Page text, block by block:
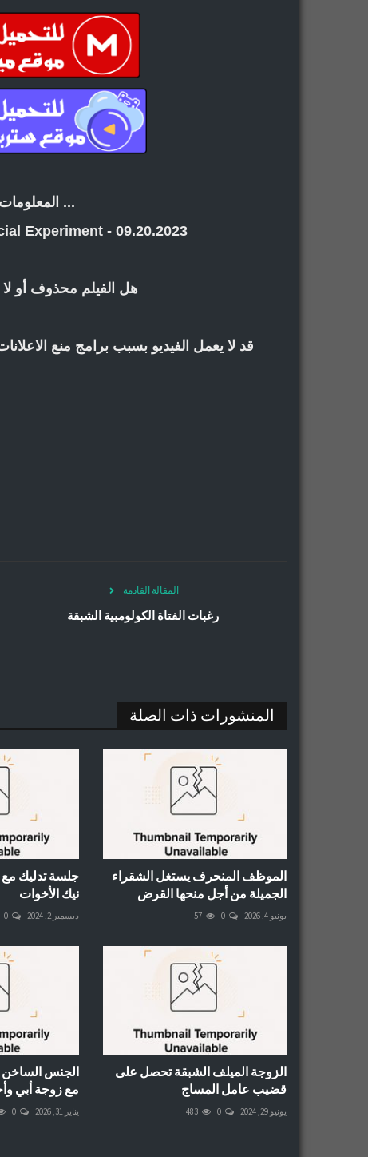
...
Experiment - 09.20.2023
هل الفيلم محذوف أو
قد لا يعمل الفيديو بسبب برامج منع
المقالة القادمة
رغبات الفتاة الكولومبية الشبقة
المنشورات ذات الصلة
الموظف المنحرف يستغل الشقراء
الجميلة من أجل منحها القرض
يونيو 4, 2026 0
57
جلسة تدليك مع
نيك الأخوات
ديسمبر 2, 2024 0
الزوجة الميلف الشبقة تحصل على
قضيب عامل المساج
يونيو 29, 2024 0
483
الجنس
مع زوجة أبي
يناير 31, 2026 0